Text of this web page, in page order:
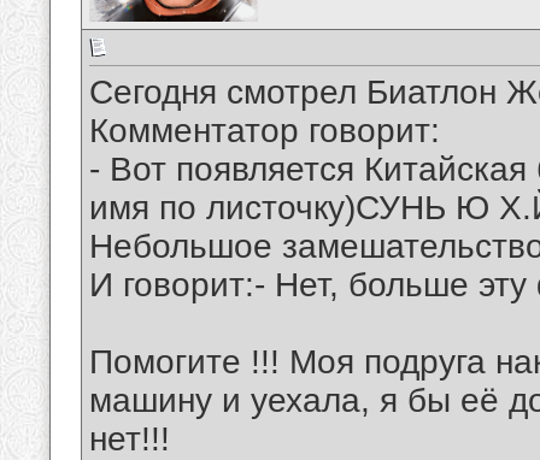
Сегодня смотрел Биатлон
Комментатор говорит:
- Вот появляется
имя по листочку)СУНЬ Ю
Небольшое
И говорит:- Нет, больше
Помогите !!! Моя подруга
машину и уехала, я бы её
нет!!!